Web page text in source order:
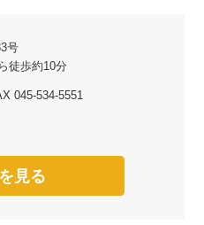
号
徒歩約10分
045-534-5551
見る